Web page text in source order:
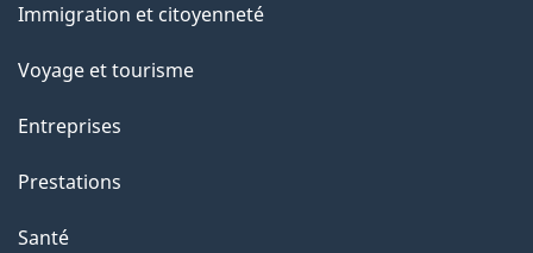
sujets
Immigration et citoyenneté
Voyage et tourisme
Entreprises
Prestations
Santé